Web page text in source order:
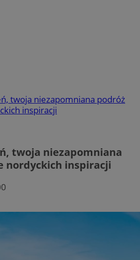
twoja niezapomniana podróż
inspiracji
twoja niezapomniana
nordyckich inspiracji